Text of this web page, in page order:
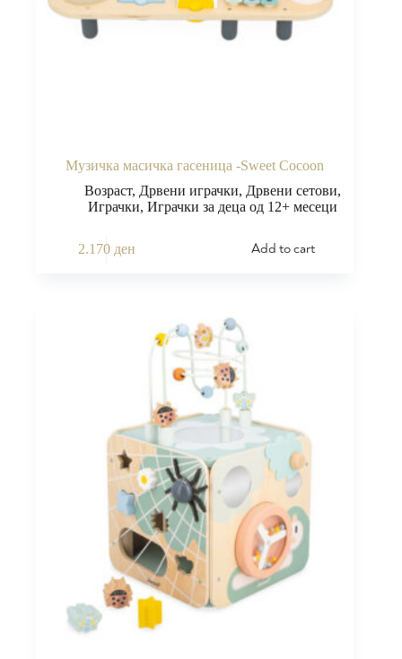
Музичка масичка гасеница -Sweet Cocoon
Возраст, Дрвени играчки, Дрвени сетови,
Играчки,Играчки за деца од 12+ месеци
2.170 ден Add to cart